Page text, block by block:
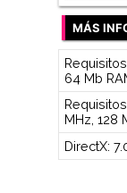
MÁS
64 Mb
MHz, 128
DirectX: